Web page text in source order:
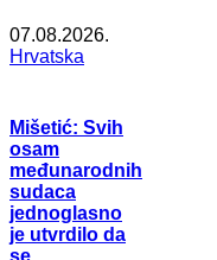
07.08.2026.
Hrvatska
Mišetić: Svih
osam
međunarodnih
sudaca
jednoglasno
je utvrdilo da